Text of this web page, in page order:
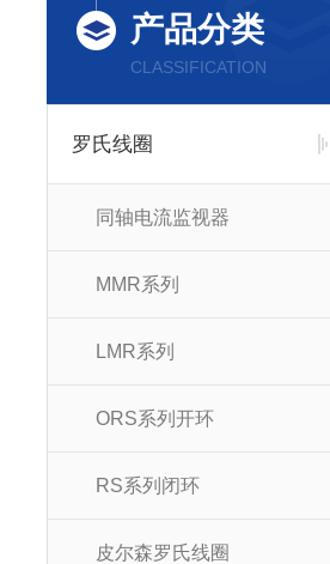
产品分类
CLASSIFICATION
罗氏线圈
同轴电流监视器
MMR系列
LMR系列
ORS系列开环
RS系列闭环
皮尔森罗氏线圈